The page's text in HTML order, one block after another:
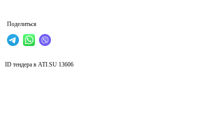
Поделиться
ID тендера в ATI.SU 13606